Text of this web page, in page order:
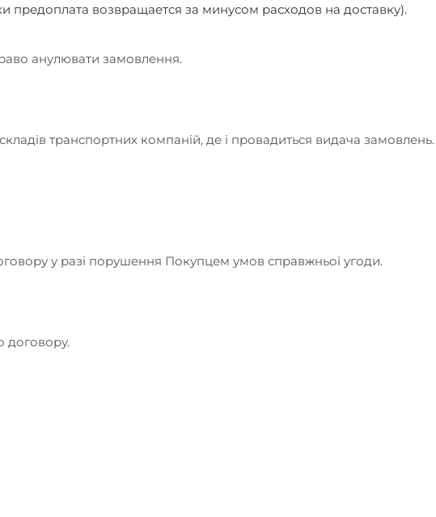
предоплата возвращается за минусом расходов на доставку).
анулювати замовлення.
транспортних компаній, де і провадиться видача замовлень.
у разі порушення Покупцем умов справжньої угоди.
договору.